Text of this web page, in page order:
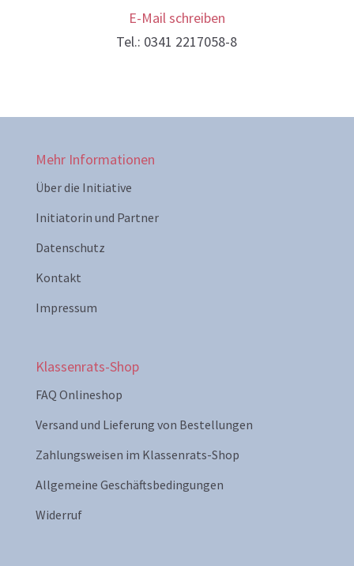
E-Mail schreiben
Tel.: 0341 2217058-8
Mehr Informationen
Über die Initiative
Initiatorin und Partner
Datenschutz
Kontakt
Impressum
Klassenrats-Shop
FAQ Onlineshop
Versand und Lieferung von Bestellungen
Zahlungsweisen im Klassenrats-Shop
Allgemeine Geschäftsbedingungen
Widerruf